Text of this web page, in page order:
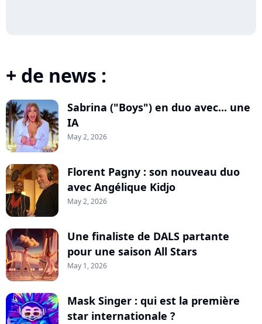
+ de news :
Sabrina ("Boys") en duo avec... une
IA
May 2, 2026
Florent Pagny : son nouveau duo
avec Angélique Kidjo
May 2, 2026
Une finaliste de DALS partante
pour une saison All Stars
May 1, 2026
Mask Singer : qui est la première
star internationale ?